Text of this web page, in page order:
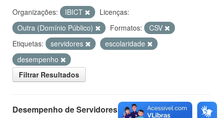
Organizações: IBICT
Licenças:
Outra (Domínio Público)
Formatos:
CSV
Etiquetas:
servidores
escolaridade
desempenho
Filtrar Resultados
Desempenho de Servidores